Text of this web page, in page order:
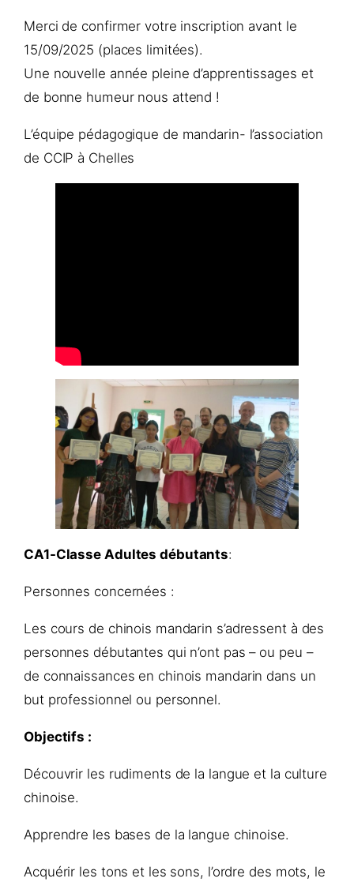
Merci de confirmer votre inscription avant le
15/09/2025 (places limitées).
Une nouvelle année pleine d’apprentissages et
de bonne humeur nous attend !
L’équipe pédagogique de mandarin- l’association
de CCIP à Chelles
CA1-Classe Adultes débutants:
Personnes concernées :
Les cours de chinois mandarin s’adressent à des
personnes débutantes qui n’ont pas – ou peu –
de connaissances en chinois mandarin dans un
but professionnel ou personnel.
Objectifs :
Découvrir les rudiments de la langue et la culture
chinoise.
Apprendre les bases de la langue chinoise.
Acquérir les tons et les sons, l’ordre des mots, le